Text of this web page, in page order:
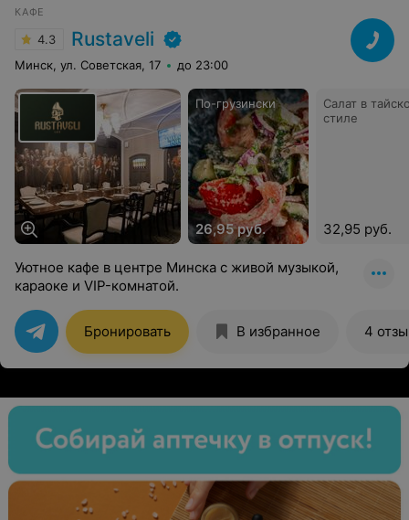
КАФЕ
4.3 Rustaveli
Минск, ул. Советская, 17 до 23:00
По-грузински
26,95 руб.
Салат в
стиле
32,95 руб.
Уютное кафе в центре Минска с живой музыкой,
караоке и VIP-комнатой.
Бронировать В избранное 4